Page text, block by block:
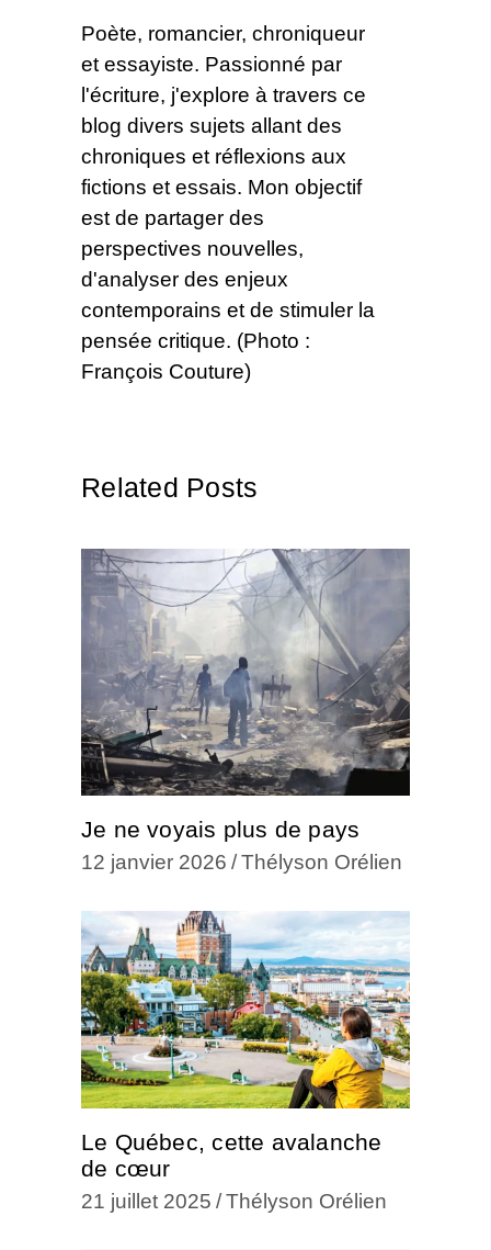
Poète, romancier, chroniqueur
et essayiste. Passionné par
l'écriture, j'explore à travers ce
blog divers sujets allant des
chroniques et réflexions aux
fictions et essais. Mon objectif
est de partager des
perspectives nouvelles,
d'analyser des enjeux
contemporains et de stimuler la
pensée critique. (Photo :
François Couture)
Related Posts
Je ne voyais plus de pays
12 janvier 2026 Thélyson Orélien
Le Québec, cette avalanche
de cœur
21 juillet 2025 Thélyson Orélien